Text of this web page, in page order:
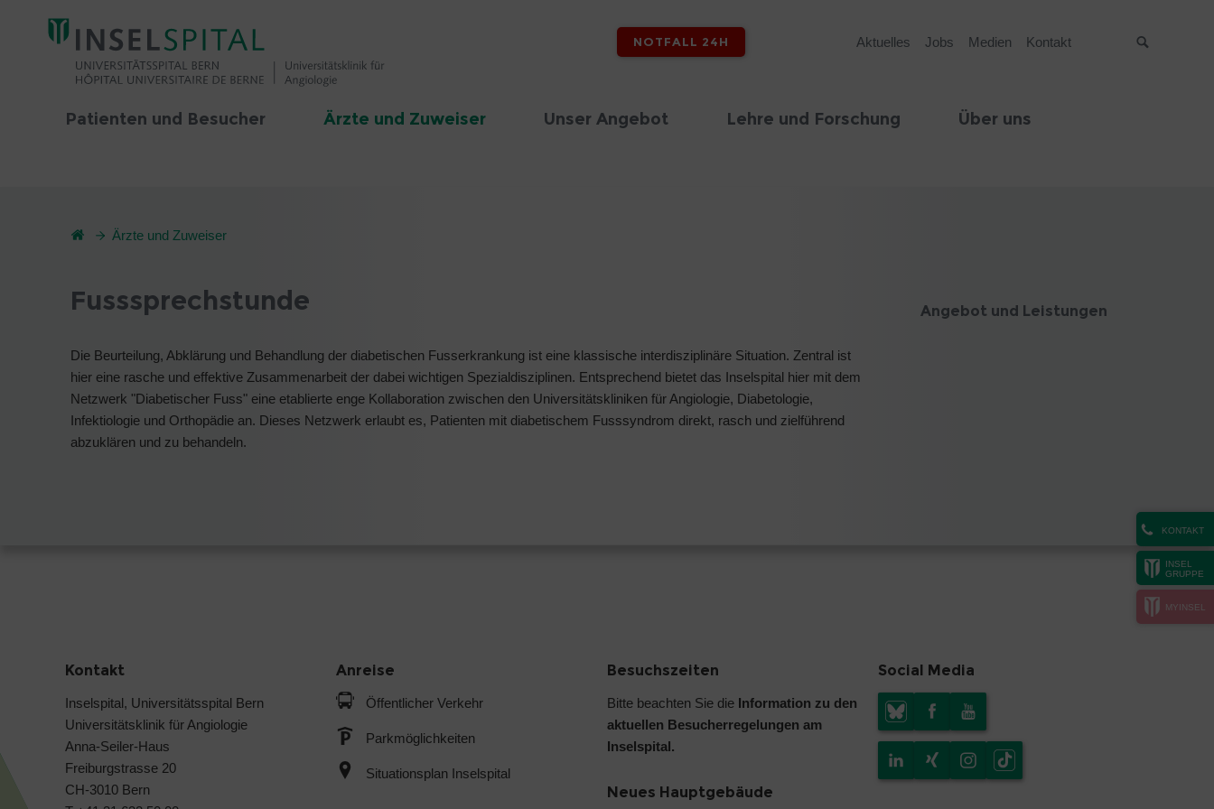
NOTFALL 24H Aktuelles Jobs Medien Kontakt
Patienten und Besucher Ärzte und Zuweiser Unser Angebot Lehre und Forschung Über uns
KONTAKT
INSEL
GRUPPE
MYINSEL
Ärzte und Zuweiser
Fusssprechstunde
Die Beurteilung, Abklärung und Behandlung der diabetischen Fusserkrankung ist eine klassische interdisziplinäre Situation. Zentral ist
hier eine rasche und effektive Zusammenarbeit der dabei wichtigen Spezialdisziplinen. Entsprechend bietet das Inselspital hier mit dem
Netzwerk "Diabetischer Fuss" eine etablierte enge Kollaboration zwischen den Universitätskliniken für Angiologie, Diabetologie,
Infektiologie und Orthopädie an. Dieses Netzwerk erlaubt es, Patienten mit diabetischem Fusssyndrom direkt, rasch und zielführend
abzuklären und zu behandeln.
Angebot und Leistungen
Kontakt
Inselspital, Universitätsspital Bern
Universitätsklinik für Angiologie
Anna-Seiler-Haus
Freiburgstrasse 20
CH-3010 Bern
Anreise
Öffentlicher Verkehr
Parkmöglichkeiten
Situationsplan Inselspital
Besuchszeiten
Bitte beachten Sie die Information zu den
aktuellen Besucherregelungen am
Inselspital.
Neues Hauptgebäude
Social Media